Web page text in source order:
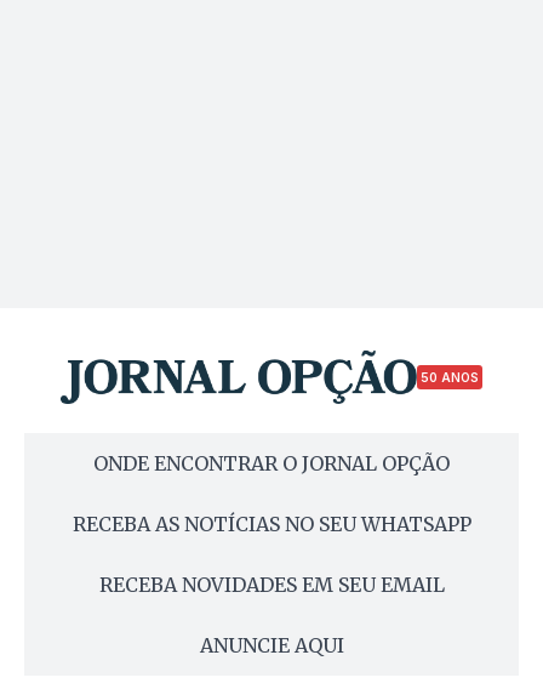
50 ANOS
ONDE ENCONTRAR O JORNAL OPÇÃO
RECEBA AS NOTÍCIAS NO SEU WHATSAPP
RECEBA NOVIDADES EM SEU EMAIL
ANUNCIE AQUI